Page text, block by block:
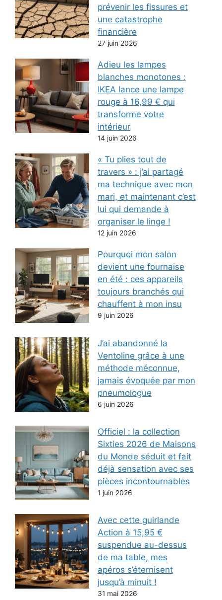
prévenir les fissures et
une catastrophe
financière
27 juin 2026
Adieu les lampes
blanches monotones :
IKEA lance une lampe
rouge à 16,99 € qui
transforme votre
intérieur
14 juin 2026
« Tu plies tout de
travers » : j’ai partagé
ma technique avec mon
mari, et maintenant c’est
lui qui demande à
organiser le linge !
12 juin 2026
Pourquoi mon salon
devient une fournaise
en été : ces appareils
toujours branchés qui
chauffent à mon insu
9 juin 2026
J’ai abandonné la
Ventoline grâce à une
méthode méconnue,
jamais évoquée par mon
pneumologue
6 juin 2026
Officiel : la collection
Sixties 2026 de Maisons
du Monde séduit et fait
déjà sensation avec ses
pièces incontournables
1 juin 2026
Avec cette guirlande
Action à 15,95 €
suspendue au-dessus
de ma table, mes
apéros s’éternisent
jusqu’à minuit !
31 mai 2026